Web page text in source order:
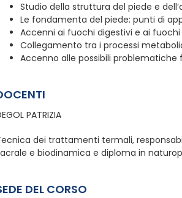
Studio della struttura del piede e
Le fondamenta del piede: punti di
Accenni ai fuochi digestivi e ai
Collegamento tra i processi
Accenno alle possibili problematiche
PATRIZIA
dei trattamenti termali,
e biodinamica e diploma in
DEL CORSO